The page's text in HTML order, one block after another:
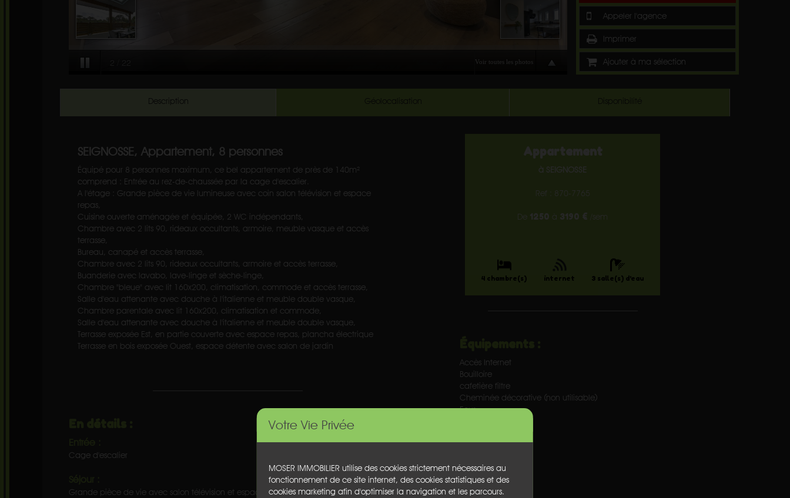
Votre Vie Privée
MOSER IMMOBILIER utilise des cookies strictement nécessaires au
fonctionnement de ce site internet, des cookies statistiques et des
cookies marketing afin d'optimiser la navigation et les parcours.
Appeler l'agence
Imprimer
Ajouter à ma sélection
Description
SEIGNOSSE, Appartement, 8 personnes
Équipé pour 8 personnes maximum, ce bel appartement de près de 140m²
comprend : Entrée au rez-de-chaussée par la cage d'escalier.
A l'étage : Grande pièce de vie lumineuse avec coin salon télévision et espace
repas,
Cuisine ouverte aménagée et équipée, 2 WC indépendants,
Chambre avec 2 lits 90, rideaux occultants, armoire, meuble vasque et accès
terrasse,
Bureau, canapé et accès terrasse,
Chambre avec 2 lits 90, rideaux occultants, armoire et accès terrasse,
Buanderie avec lavabo, lave-linge et sèche-linge,
Chambre "bleue" avec lit 160x200, climatisation, commode et accès terrasse,
Salle d'eau attenante avec douche à l'italienne et meuble double vasque,
Chambre parentale avec lit 160x200, climatisation et commode,
Salle d'eau attenante avec douche à l'italienne et meuble double vasque,
Terrasse exposée Est, en partie couverte avec espace repas, plancha électrique
Terrasse en bois exposée Ouest, espace détente avec salon de jardin
Cage d'escalier
Grande pièce de vie avec salon télévision et espace repas
Appartement
à SEIGNOSSE
Ref : 870-7765
De 1250 à 3190 € /sem
4 chambre(s) internet 3 salle(s) d'eau
Accès Internet
Bouilloire
cafetière filtre
Cheminée décorative (non utilisable)
Four
Lave-Linge
Micro-ondes
Plancha électrique
Plaque à induction